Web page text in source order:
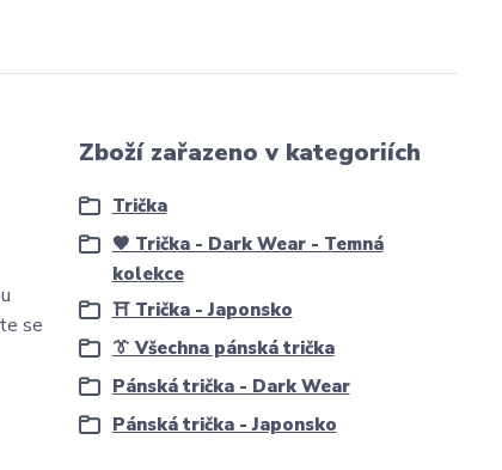
se
Zboží zařazeno v kategoriích
Trička
🖤 Trička - Dark Wear - Temná
kolekce
⛩️ Trička - Japonsko
👔 Všechna pánská trička
Pánská trička - Dark Wear
Pánská trička - Japonsko